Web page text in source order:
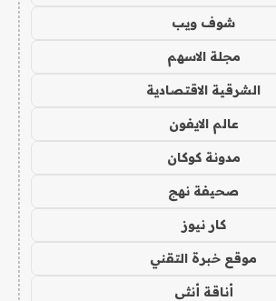
شوف ويب
مجلة الاسهم
الشرقية الاقتصادية
عالم الايفون
مدونة كوكان
صحيفة نهج
كار نيوز
موقع خبرة التقني
أناقة أنثى